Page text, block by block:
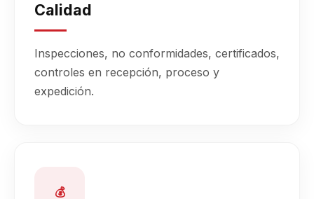
Calidad
Inspecciones, no conformidades, certificados,
controles en recepción, proceso y
expedición.
💰